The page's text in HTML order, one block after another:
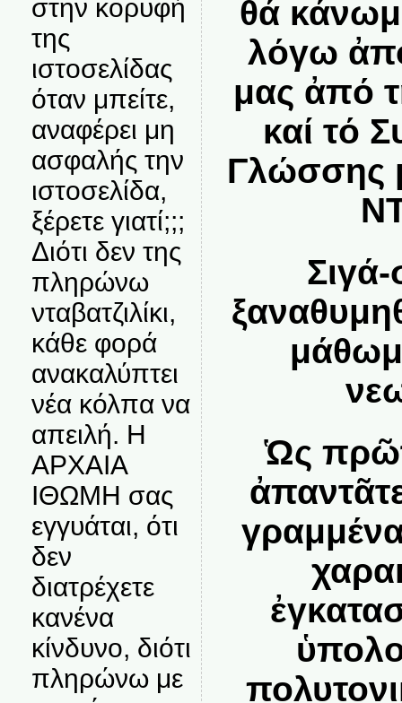
στην κορυφή
της
ιστοσελίδας
όταν μπείτε,
αναφέρει μη
ασφαλής την
ιστοσελίδα,
ξέρετε γιατί;;;
Διότι δεν της
πληρώνω
νταβατζιλίκι,
κάθε φορά
ανακαλύπτει
νέα κόλπα να
απειλή. Η
ΑΡΧΑΙΑ
ΙΘΩΜΗ σας
εγγυάται, ότι
δεν
διατρέχετε
κανένα
κίνδυνο, διότι
πληρώνω με
θά
λόγω
μας ἀπό
καί τό
Γλώσσης
Ὡς